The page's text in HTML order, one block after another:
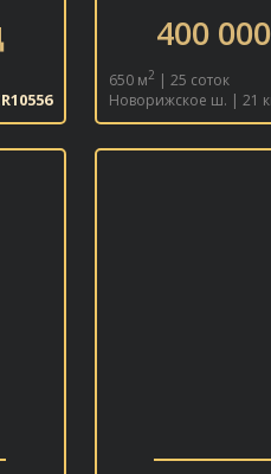
400 000
650 м2 | 25 соток
Новорижское ш. | 21
В